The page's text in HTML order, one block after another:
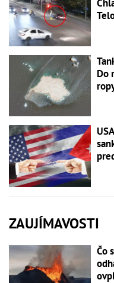
Do
ZAUJÍMAVOSTI
Čo